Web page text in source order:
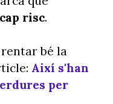
risc.
rentar bé la
Així s'han
per